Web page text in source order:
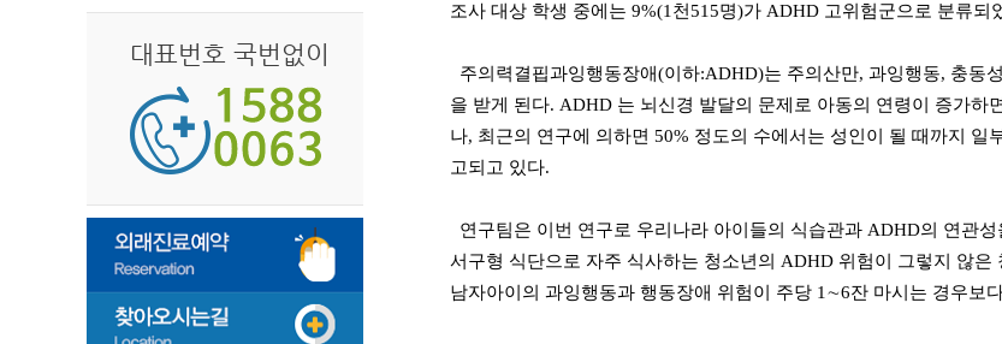
대표번호 국번없이
조사 대상 학생 중에는 9%(1천515명)가 ADHD 고위험군으로 분류되
주의력결핍과잉행동장애(이하:ADHD)는 주의산만, 과잉행동, 충동
을 받게 된다. ADHD 는 뇌신경 발달의 문제로 아동의 연령이 증가
나, 최근의 연구에 의하면 50% 정도의 수에서는 성인이 될 때까지
고되고 있다.
연구팀은 이번 연구로 우리나라 아이들의 식습관과 ADHD의 연관
서구형 식단으로 자주 식사하는 청소년의 ADHD 위험이 그렇지 않
남자아이의 과잉행동과 행동장애 위험이 주당 1∼6잔 마시는 경우보